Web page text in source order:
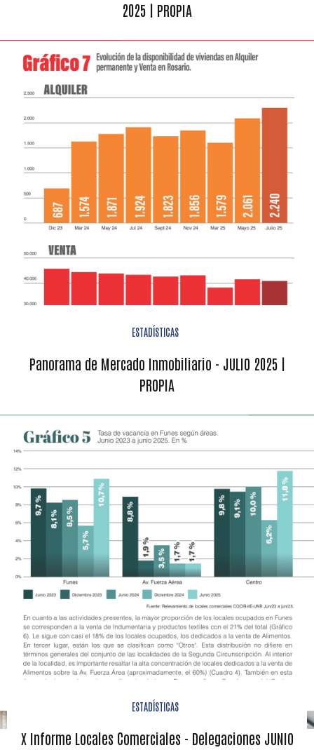
2025 | PROPIA
ESTADÍSTICAS
Panorama de Mercado Inmobiliario - JULIO 2025 |
PROPIA
ESTADÍSTICAS
X Informe Locales Comerciales - Delegaciones JUNIO